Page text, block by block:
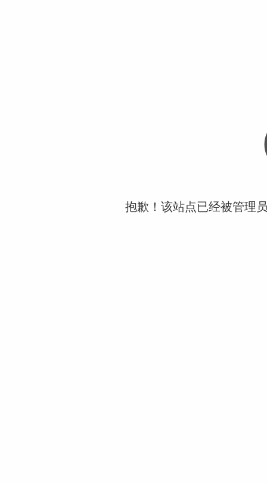
抱歉！该站点已经被管理